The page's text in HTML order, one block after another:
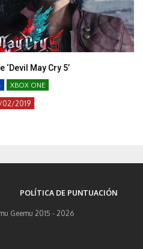
May Cry 5’
XBOX ONE
02/2019
POLÍTICA DE PUNTUACIÓN
Geemu 2015 - 2026